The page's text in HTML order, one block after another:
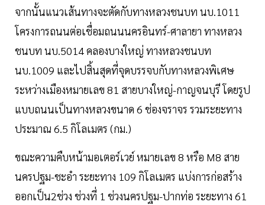
จากนั้นแนวเส้นทางจะตัดกับทางหลวงชนบท นบ.1011
โครงการถนนต่อเชื่อมถนนนครอินทร์-ศาลายา ทางหลวง
ชนบท นบ.5014 คลองบางใหญ่ ทางหลวงชนบท
นบ.1009 และไปสิ้นสุดที่จุดบรรจบกับทางหลวงพิเศษ
ระหว่างเมืองหมายเลข 81 สายบางใหญ่-กาญจนบุรี โดยรูป
แบบถนนเป็นทางหลวงขนาด 6 ช่องจราจร รวมระยะทาง
ประมาณ 6.5 กิโลเมตร (กม.)
ขณะความคืบหน้ามอเตอร์เวย์ หมายเลข 8 หรือ M8 สาย
นครปฐม-ชะอำ ระยะทาง 109 กิโลเมตร แบ่งการก่อสร้าง
ออกเป็น2ช่วง ช่วงที่ 1 ช่วงนครปฐม-ปากท่อ ระยะทาง 61